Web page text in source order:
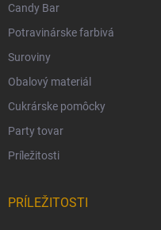
Candy Bar
Potravinárske farbivá
Suroviny
Obalový materiál
Cukrárske pomôcky
Party tovar
Príležitosti
PRÍLEŽITOSTI